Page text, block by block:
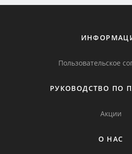
Пользовательское
РУКОВОДСТВО ПО
Акции
О НАС